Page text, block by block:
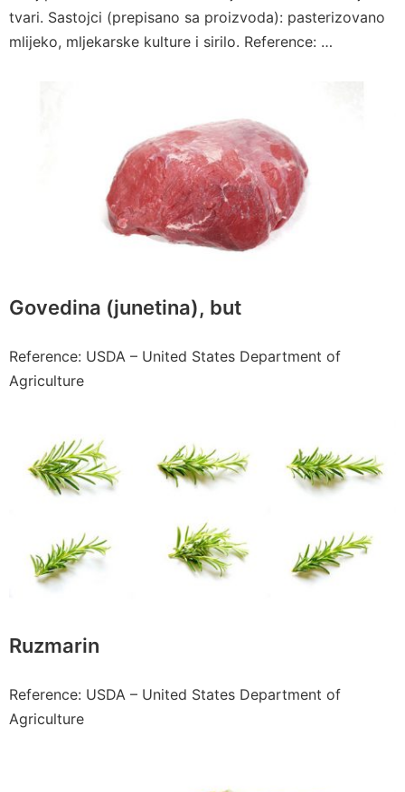
tvari. Sastojci (prepisano sa proizvoda): pasterizovano
mlijeko, mljekarske kulture i sirilo. Reference: …
Govedina (junetina), but
Reference: USDA – United States Department of
Agriculture
Ruzmarin
Reference: USDA – United States Department of
Agriculture